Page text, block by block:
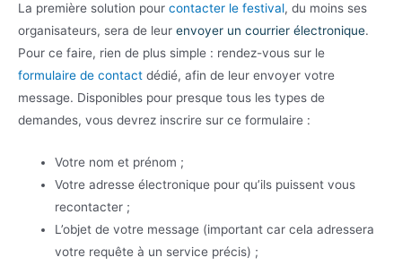
La première solution pour contacter le festival, du moins ses
organisateurs, sera de leur envoyer un courrier électronique.
Pour ce faire, rien de plus simple : rendez-vous sur le
formulaire de contact dédié, afin de leur envoyer votre
message. Disponibles pour presque tous les types de
demandes, vous devrez inscrire sur ce formulaire :
Votre nom et prénom ;
Votre adresse électronique pour qu’ils puissent vous
recontacter ;
L’objet de votre message (important car cela adressera
votre requête à un service précis) ;